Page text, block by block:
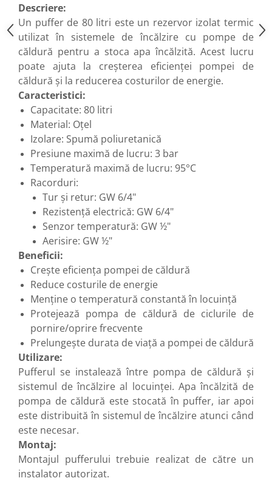
Descriere:
Un puffer de 80 litri este un rezervor izolat termic
utilizat în sistemele de încălzire cu pompe de
căldură pentru a stoca apa încălzită. Acest lucru
poate ajuta la creșterea eficienței pompei de
căldură și la reducerea costurilor de energie.
Caracteristici:
Capacitate: 80 litri
Material: Oțel
Izolare: Spumă poliuretanică
Presiune maximă de lucru: 3 bar
Temperatură maximă de lucru: 95°C
Racorduri:
Tur și retur: GW 6/4"
Rezistență electrică: GW 6/4"
Senzor temperatură: GW ½"
Aerisire: GW ½"
Beneficii:
Crește eficiența pompei de căldură
Reduce costurile de energie
Menține o temperatură constantă în locuință
Protejează pompa de căldură de ciclurile de
pornire/oprire frecvente
Prelungește durata de viață a pompei de căldură
Utilizare:
Pufferul se instalează între pompa de căldură și
sistemul de încălzire al locuinței. Apa încălzită de
pompa de căldură este stocată în puffer, iar apoi
este distribuită în sistemul de încălzire atunci când
este necesar.
Montaj:
Montajul pufferului trebuie realizat de către un
instalator autorizat.